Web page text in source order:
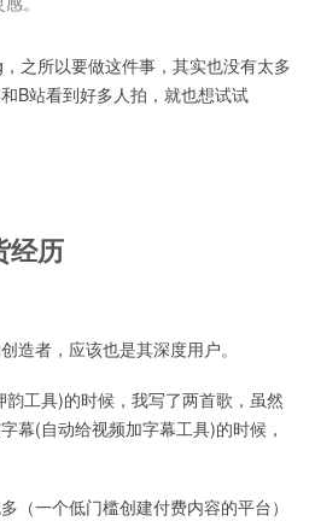
之所以要做这件事，其实也没有太多
B站看到好多人拍，就也想试试
经历
造者，应该也是其深度用户。
工具)的时候，我写了两首歌，虽然
幕(自动给视频加字幕工具)的时候，
（一个低门槛创建付费内容的平台）